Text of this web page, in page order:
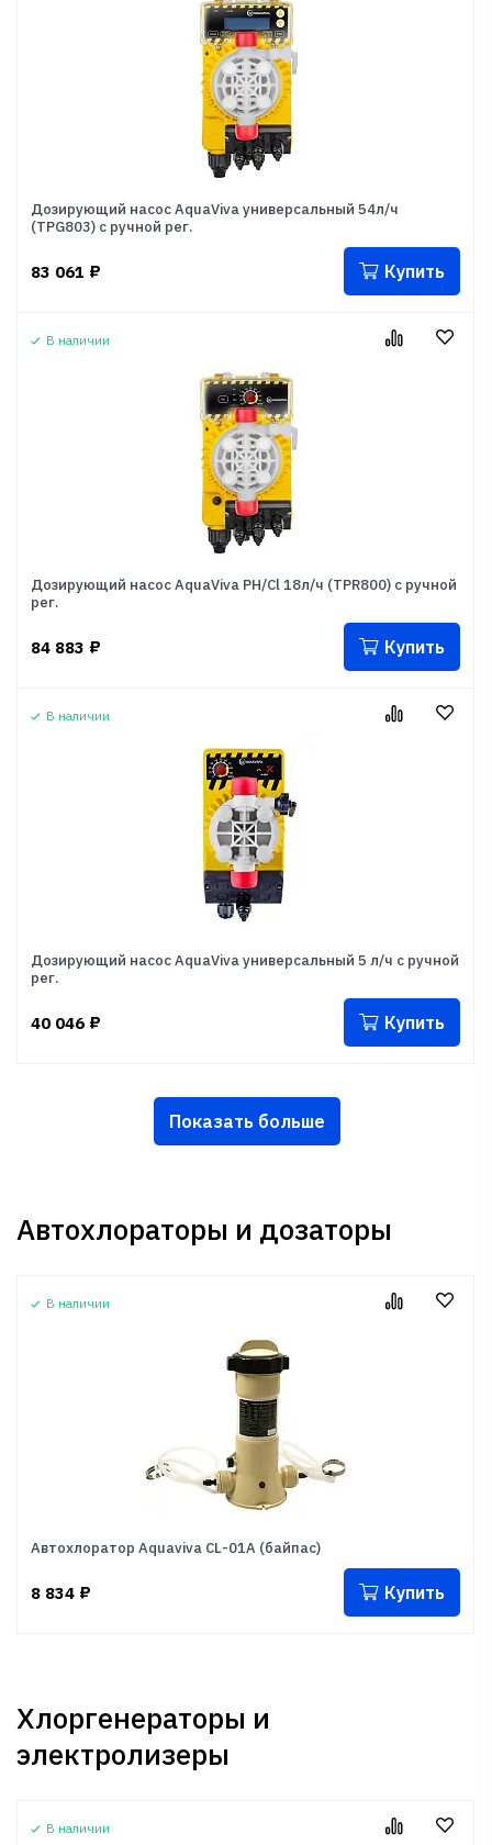
Дозирующий насос AquaViva универсальный 54л/ч
(TPG803) с ручной рег.
83 061 ₽ Купить
В наличии
Дозирующий насос AquaViva PH/Cl 18л/ч (TPR800) с ручной
рег.
84 883 ₽ Купить
В наличии
Дозирующий насос AquaViva универсальный 5 л/ч с ручной
рег.
40 046 ₽ Купить
Показать больше
Автохлораторы и дозаторы
В наличии
Автохлоратор Aquaviva CL-01А (байпас)
8 834 ₽ Купить
Хлоргенераторы и
электролизеры
В наличии